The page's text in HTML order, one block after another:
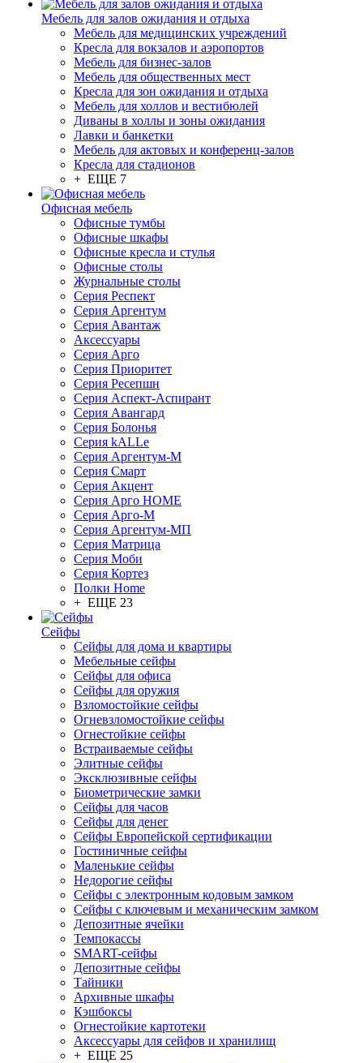
Мебель для залов ожидания и отдыха
Мебель для медицинских учреждений
Кресла для вокзалов и аэропортов
Мебель для бизнес-залов
Мебель для общественных мест
Кресла для зон ожидания и отдыха
Мебель для холлов и вестибюлей
Диваны в холлы и зоны ожидания
Лавки и банкетки
Мебель для актовых и конференц-залов
Кресла для стадионов
+ ЕЩЕ 7
Офисная мебель
Офисные тумбы
Офисные шкафы
Офисные кресла и стулья
Офисные столы
Журнальные столы
Серия Респект
Серия Аргентум
Серия Авантаж
Аксессуары
Серия Арго
Серия Приоритет
Серия Ресепшн
Серия Аспект-Аспирант
Серия Авангард
Серия Болонья
Серия kALLe
Серия Аргентум-М
Серия Смарт
Серия Акцент
Серия Арго HOME
Серия Арго-М
Серия Аргентум-МП
Серия Матрица
Серия Моби
Серия Кортез
Полки Home
+ ЕЩЕ 23
Сейфы
Сейфы для дома и квартиры
Мебельные сейфы
Сейфы для офиса
Сейфы для оружия
Взломостойкие сейфы
Огневзломостойкие сейфы
Огнестойкие сейфы
Встраиваемые сейфы
Элитные сейфы
Эксклюзивные сейфы
Биометрические замки
Сейфы для часов
Сейфы для денег
Сейфы Европейской сертификации
Гостиничные сейфы
Маленькие сейфы
Недорогие сейфы
Сейфы с электронным кодовым замком
Сейфы с ключевым и механическим замком
Депозитные ячейки
Темпокассы
SMART-сейфы
Депозитные сейфы
Тайники
Архивные шкафы
Кэшбоксы
Огнестойкие картотеки
Аксессуары для сейфов и хранилищ
+ ЕЩЕ 25